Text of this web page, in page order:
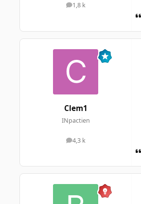
1,8 k
messages
Clem1
INpactien
4,3 k
messages